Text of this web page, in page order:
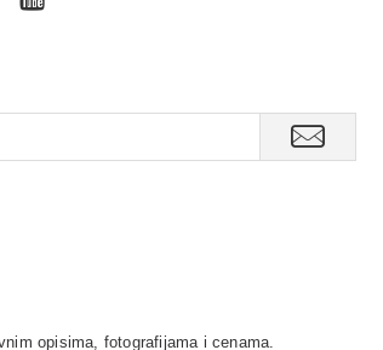
opisima, fotografijama i cenama.